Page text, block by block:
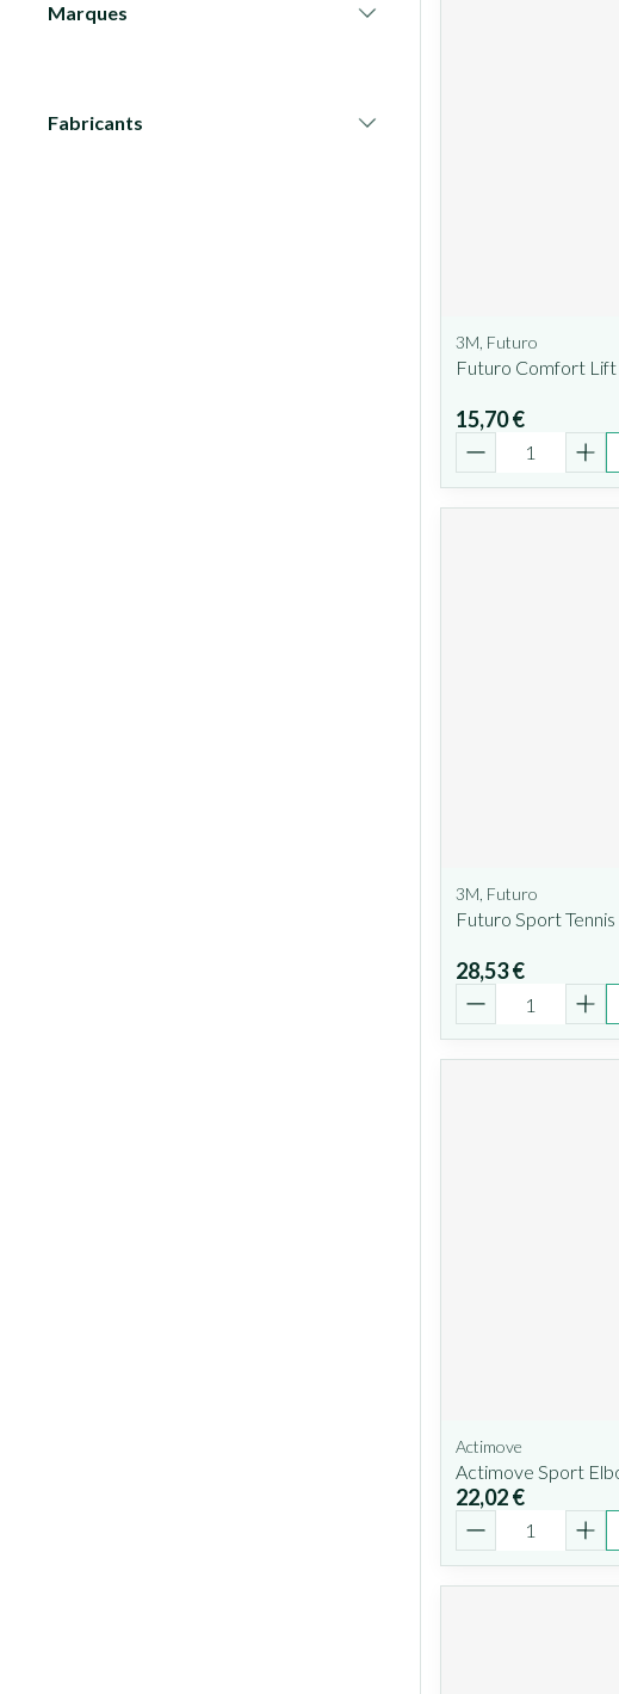
Marques
Fabricants
3M, Futuro
Futuro Comfort
15,70 €
Quantité
3M, Futuro
Futuro Sport
28,53 €
Quantité
Actimove
Actimove Sport
22,02 €
Quantité